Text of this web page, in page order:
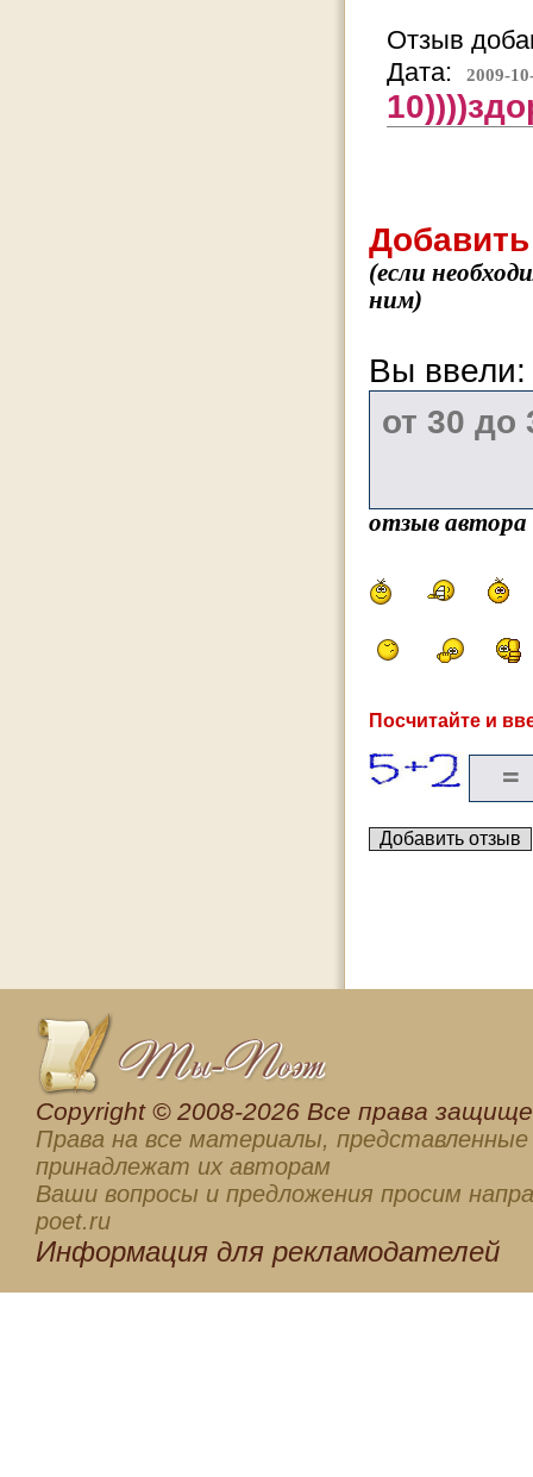
Отзыв
Дата:
2009-
(если
ним)
Вы
отзыв
Посчитайте и
Сopyright © 2008-2026 Все права
Права на все материалы, представленные
принадлежат их авторам
Ваши вопросы и предложения просим
poet.ru
Информация для рекламодателей